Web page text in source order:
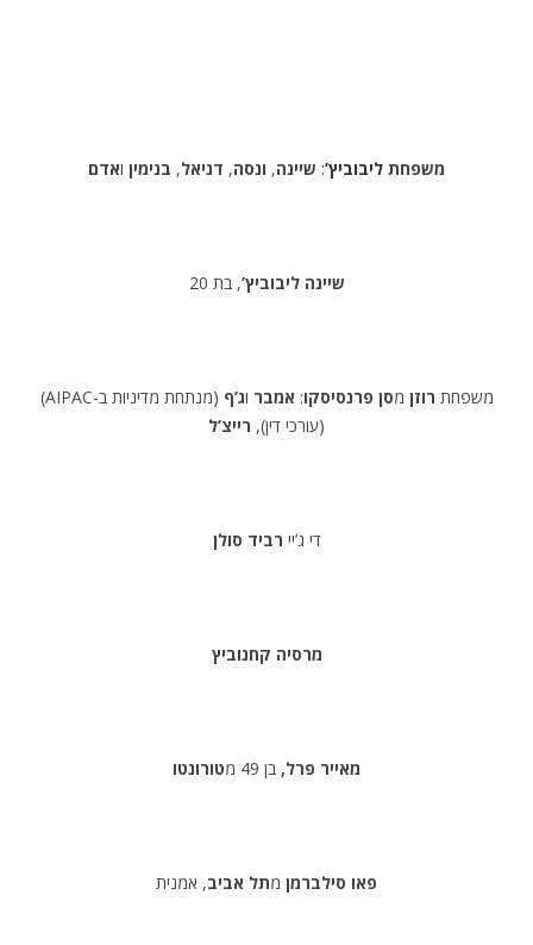
משפחת ליבוביץ’: שיינה, ונסה, דניאל, בנימין ואדם
שיינה ליבוביץ’, בת 20
(AIPAC-מנתחת מדיניות ב) משפחת רוזן מסן פרנסיסקו: אמבר וג’ף
(עורכי דין), רייצ’ל
די ג’יי רביד סולן
מרסיה קחנוביץ
מאייר פרל, בן 49 מ טורונטו
פאו סילברמן מתל אביב, אמנית